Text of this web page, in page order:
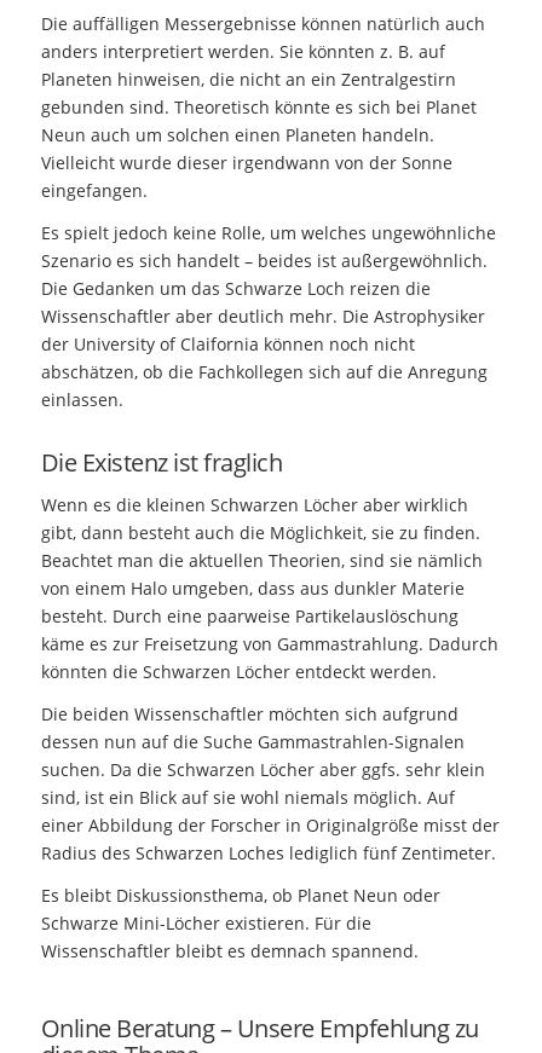
Die auffälligen Messergebnisse können natürlich auch
anders interpretiert werden. Sie könnten z. B. auf
Planeten hinweisen, die nicht an ein Zentralgestirn
gebunden sind. Theoretisch könnte es sich bei Planet
Neun auch um solchen einen Planeten handeln.
Vielleicht wurde dieser irgendwann von der Sonne
eingefangen.
Es spielt jedoch keine Rolle, um welches ungewöhnliche
Szenario es sich handelt – beides ist außergewöhnlich.
Die Gedanken um das Schwarze Loch reizen die
Wissenschaftler aber deutlich mehr. Die Astrophysiker
der University of Claifornia können noch nicht
abschätzen, ob die Fachkollegen sich auf die Anregung
einlassen.
Die Existenz ist fraglich
Wenn es die kleinen Schwarzen Löcher aber wirklich
gibt, dann besteht auch die Möglichkeit, sie zu finden.
Beachtet man die aktuellen Theorien, sind sie nämlich
von einem Halo umgeben, dass aus dunkler Materie
besteht. Durch eine paarweise Partikelauslöschung
käme es zur Freisetzung von Gammastrahlung. Dadurch
könnten die Schwarzen Löcher entdeckt werden.
Die beiden Wissenschaftler möchten sich aufgrund
dessen nun auf die Suche Gammastrahlen-Signalen
suchen. Da die Schwarzen Löcher aber ggfs. sehr klein
sind, ist ein Blick auf sie wohl niemals möglich. Auf
einer Abbildung der Forscher in Originalgröße misst der
Radius des Schwarzen Loches lediglich fünf Zentimeter.
Es bleibt Diskussionsthema, ob Planet Neun oder
Schwarze Mini-Löcher existieren. Für die
Wissenschaftler bleibt es demnach spannend.
Online Beratung – Unsere Empfehlung zu